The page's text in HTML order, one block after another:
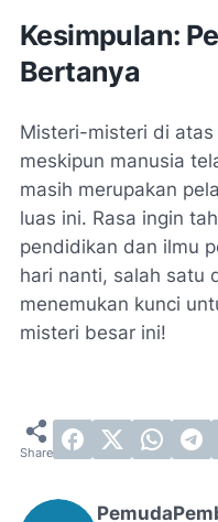
Kesimpulan:
Bertanya
Misteri-misteri di
meskipun manusia
masih merupakan
luas ini. Rasa ingin
pendidikan dan ilmu
hari nanti, salah satu
menemukan kunci
misteri besar ini!